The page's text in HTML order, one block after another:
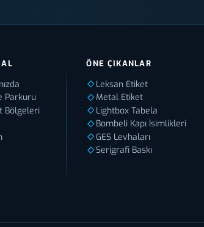
Parkuru
Bölgeleri
ÖNE ÇIKANLAR
Leksan Etiket
Metal Etiket
Lightbox Tabela
Bombeli Kapı İsimlikleri
GES Levhaları
Serigrafi Baskı